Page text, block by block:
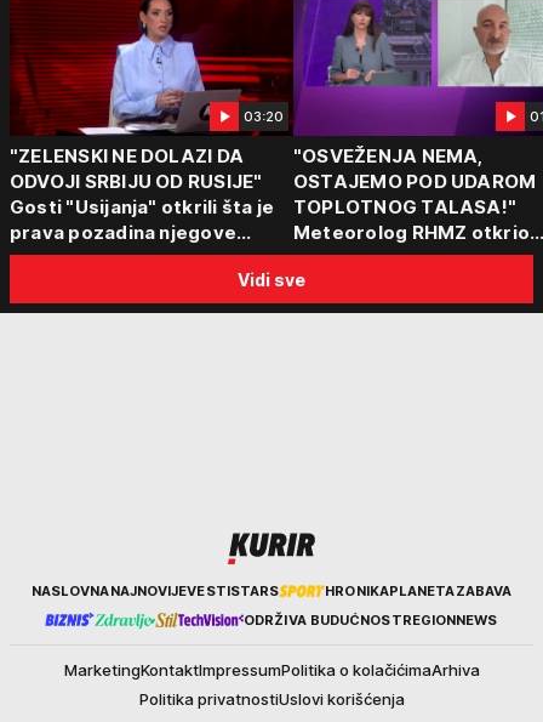
03:20
"ZELENSKI NE DOLAZI DA
ODVOJI SRBIJU OD RUSIJE"
Gosti "Usijanja" otkrili šta je
prava pozadina njegove
posete Beogradu
"OSVEŽENJA NEMA,
OSTAJEMO POD UDAROM
TOPLOTNOG TALASA!"
Meteorolog RHMZ otkrio
kakvo vreme nas čeka do
kraja avgusta
Vidi sve
KurirNASLOVNANAJNOVIJEVESTISTARS HRONIKAPLANETAZABAVA
ODRŽIVA BUDUĆNOSTREGIONNEWS
MarketingKontaktImpressumPolitika o kolačićimaArhiva
Politika privatnostiUslovi korišćenja